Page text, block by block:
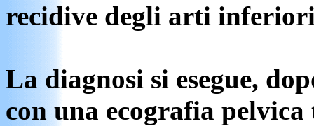
recidive degli arti
La diagnosi si esegue,
con una ecografia pelvica